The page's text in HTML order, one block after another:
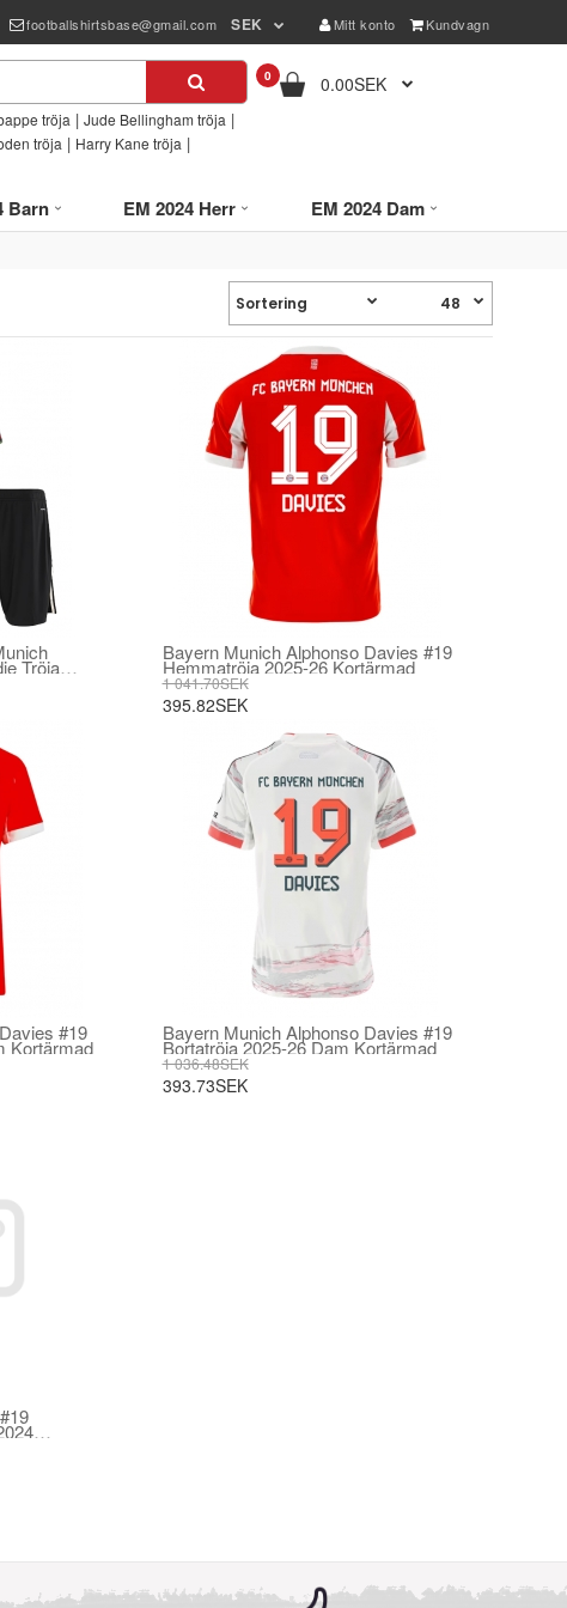
footballshirtsbase@gmail.com SEK Mitt konto Kundvagn
tröja | Jude Bellingham tröja |
tröja | Harry Kane tröja |
0 0.00SEK
Barn EM 2024 Herr EM 2024 Dam
Tröja
(+ korta
Bayern Munich Alphonso Davies #19
Hemmatröja 2025-26 Kortärmad
1 041.70SEK
395.82SEK
#19
Kortärmad
Bayern Munich Alphonso Davies #19
Bortatröja 2025-26 Dam Kortärmad
1 036.48SEK
393.73SEK